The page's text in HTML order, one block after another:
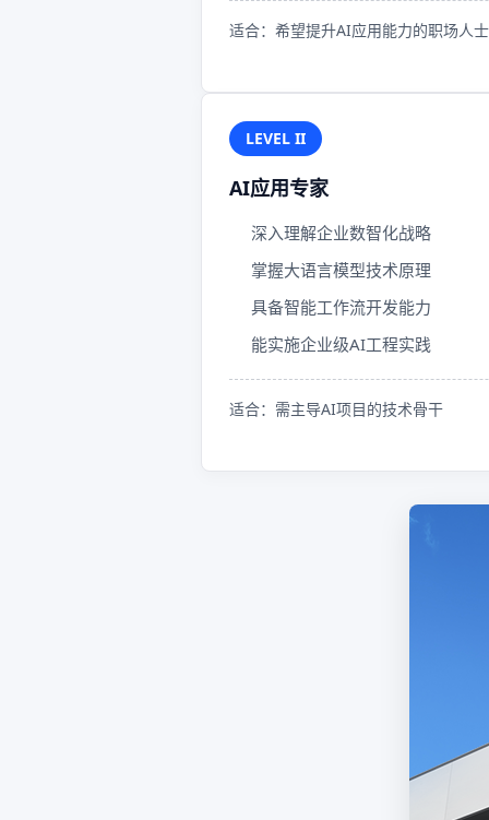
适合：希望提升AI应用能力的职场人士
LEVEL II
AI应用专家
深入理解企业数智化战略
掌握大语言模型技术原理
具备智能工作流开发能力
能实施企业级AI工程实践
适合：需主导AI项目的技术骨干